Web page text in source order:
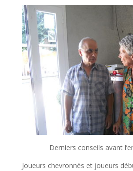
Derniers conseils avant
Joueurs chevronnés et joueurs